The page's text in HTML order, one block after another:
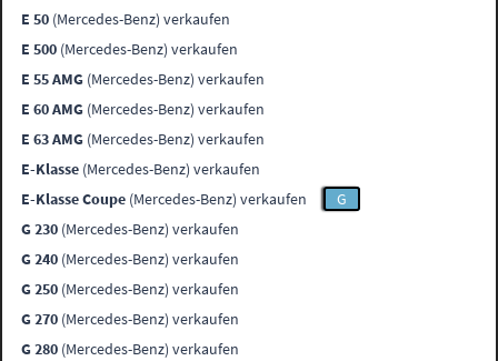
E 50 (Mercedes-Benz) verkaufen
E 500 (Mercedes-Benz) verkaufen
E 55 AMG (Mercedes-Benz) verkaufen
E 60 AMG (Mercedes-Benz) verkaufen
E 63 AMG (Mercedes-Benz) verkaufen
E-Klasse (Mercedes-Benz) verkaufen
E-Klasse Coupe (Mercedes-Benz) verkaufen
G
G 230 (Mercedes-Benz) verkaufen
G 240 (Mercedes-Benz) verkaufen
G 250 (Mercedes-Benz) verkaufen
G 270 (Mercedes-Benz) verkaufen
G 280 (Mercedes-Benz) verkaufen